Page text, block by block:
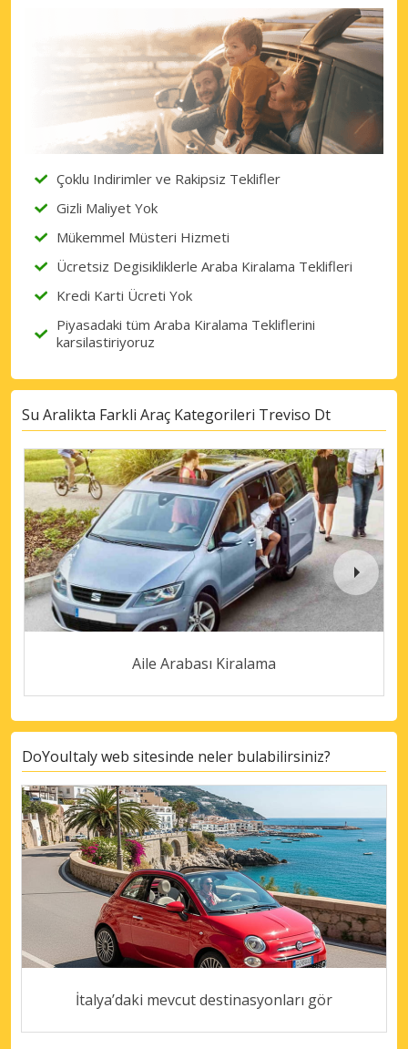
Çoklu Indirimler ve Rakipsiz Teklifler
Gizli Maliyet Yok
Mükemmel Müsteri Hizmeti
Ücretsiz Degisikliklerle Araba Kiralama Teklifleri
Kredi Karti Ücreti Yok
Piyasadaki tüm Araba Kiralama Tekliflerini
karsilastiriyoruz
Su Aralikta Farkli Araç Kategorileri Treviso Dt
Aile Arabası Kiralama
DoYouItaly web sitesinde neler bulabilirsiniz?
İtalya’daki mevcut destinasyonları gör